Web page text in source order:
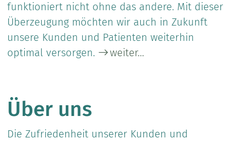
funktioniert nicht ohne das andere. Mit dieser
Überzeugung möchten wir auch in Zukunft
unsere Kunden und Patienten weiterhin
optimal versorgen.
weiter…
Über uns
Die Zufriedenheit unserer Kunden und